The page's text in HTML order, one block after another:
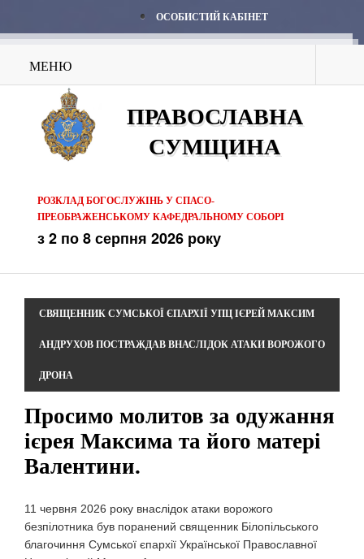
ОСОБИСТИЙ КАБІНЕТ
МЕНЮ
ПРАВОСЛАВНА
СУМЩИНА
РОЗКЛАД БОГОСЛУЖІНЬ У СПАСО-
ПРЕОБРАЖЕНСЬКОМУ КАФЕДРАЛЬНОМУ СОБОРІ
з 2 по 8 серпня 2026 року
СВЯЩЕННИК СУМСЬКОЇ ЄПАРХІЇ УПЦ ІЄРЕЙ МАКСИМ
АНДРУХОВ ПОСТРАЖДАВ ВНАСЛІДОК АТАКИ ВОРОЖОГО
ДРОНА
Просимо молитов за одужання
ієрея Максима та його матері
Валентини.
11 червня 2026 року внаслідок атаки ворожого
безпілотника був поранений священник Білопільського
благочиння Сумської єпархії Української Православної